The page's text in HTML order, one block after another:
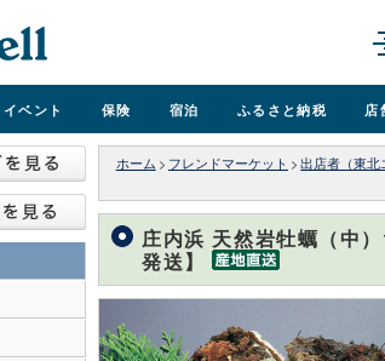
イベント 保険 宿泊 ふるさと納税 店
ホーム > フレンドマーケット > 出店者（東北
庄内浜 天然岩牡蠣（中
発送】